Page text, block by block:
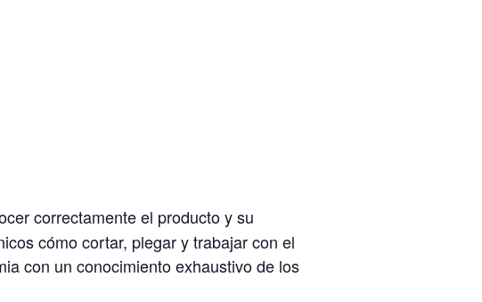
correctamente el producto y su
cómo cortar, plegar y trabajar con el
con un conocimiento exhaustivo de los